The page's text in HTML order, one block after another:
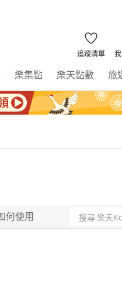
追蹤清單
樂集點 樂天點數 旅
何使用